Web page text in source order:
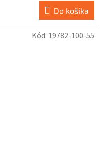
Do košíka
Kód: 19782-100-55